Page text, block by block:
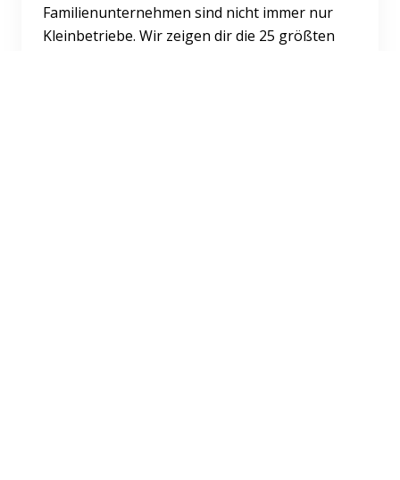
Familienunternehmen sind nicht immer nur
Kleinbetriebe. Wir zeigen dir die 25 größten